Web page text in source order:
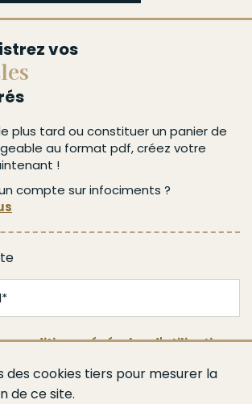
des cookies tiers pour mesurer la
de ce site.
vos
plus tard ou constituer un panier de
au format pdf, créez votre
!
compte sur infociments ?
conditions générales d'utilisation